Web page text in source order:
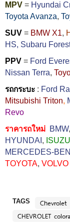
MPV = Hyundai
Toyota Avanza,
SUV = BMW X1,
HS, Subaru
PPV = Ford
Nissan Terra,
รถกระบะ : Ford
Mitsubishi Triton,
Revo
ราคารถใหม่ BMW,
HYUNDAI , ISUZU
MERCEDES-
TOYOTA, VOLVO
TAGS Chevrolet
CHEVROLET